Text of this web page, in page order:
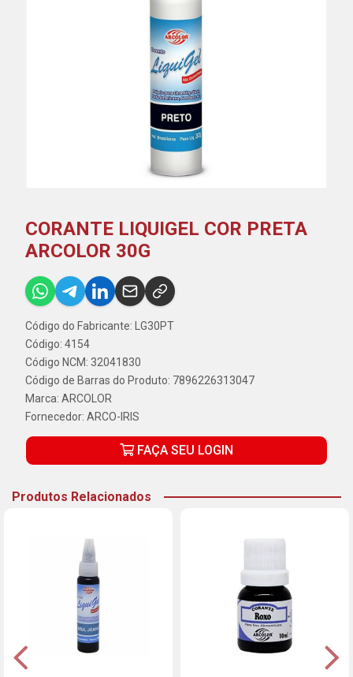
CORANTE LIQUIGEL COR PRETA
ARCOLOR 30G
Código do Fabricante: LG30PT
Código: 4154
Código NCM: 32041830
Código de Barras do Produto: 7896226313047
Marca: ARCOLOR
Fornecedor: ARCO-IRIS
FAÇA SEU LOGIN
Produtos Relacionados